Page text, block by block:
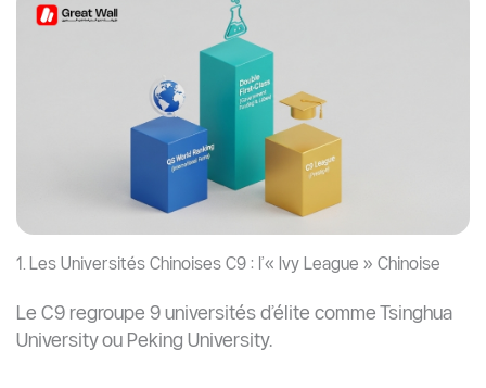
1. Les Universités Chinoises C9 : l’« Ivy League » Chinoise
Le C9 regroupe 9 universités d’élite comme Tsinghua
University ou Peking University.